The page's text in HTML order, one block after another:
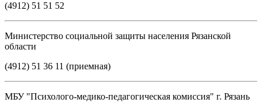
(4912) 51 51 52
Министерство социальной защиты населения Рязанской
области
(4912) 51 36 11 (приемная)
МБУ "Психолого-медико-педагогическая комиссия" г. Рязань